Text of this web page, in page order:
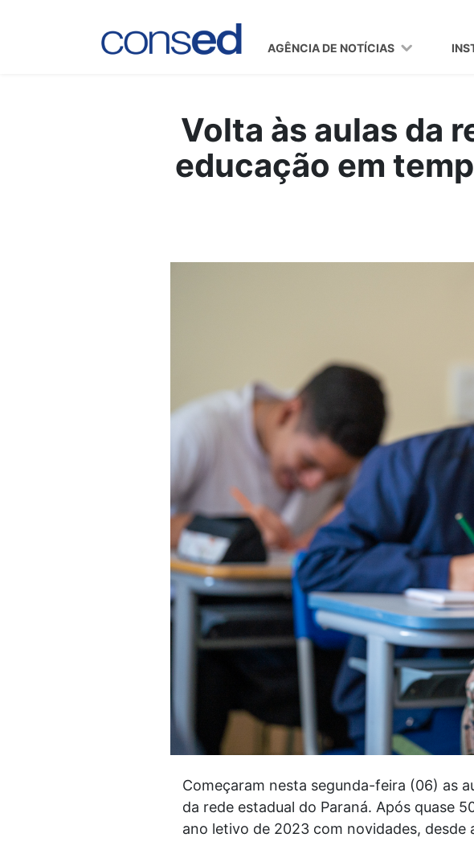
AGÊNCIA DE NOTÍCIAS
Volta às aulas da
educação em
Começaram nesta segunda-feira (06) as
da rede estadual do Paraná. Após quase
ano letivo de 2023 com novidades,